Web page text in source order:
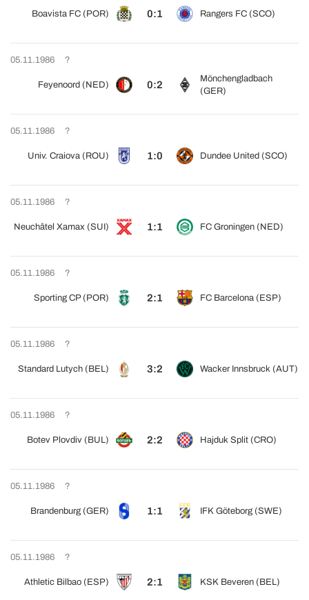
Boavista FC (POR) 0:1 Rangers FC (SCO)
05.11.1986 ?
Feyenoord (NED) 0:2
Mönchengladbach
(GER)
05.11.1986 ?
Univ. Craiova (ROU) 1:0 Dundee United (SCO)
05.11.1986 ?
Neuchâtel Xamax (SUI) 1:1 FC Groningen (NED)
05.11.1986 ?
Sporting CP (POR) 2:1 FC Barcelona (ESP)
05.11.1986 ?
Standard Lutych (BEL) 3:2 Wacker Innsbruck (AUT)
05.11.1986 ?
Botev Plovdiv (BUL) 2:2 Hajduk Split (CRO)
05.11.1986 ?
Brandenburg (GER) 1:1 IFK Göteborg (SWE)
05.11.1986 ?
Athletic Bilbao (ESP) 2:1 KSK Beveren (BEL)